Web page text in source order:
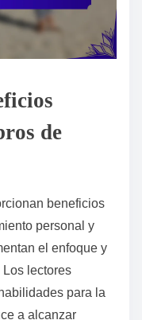
de
beneficios
personal y
el enfoque y
lectores
para la
a alcanzar